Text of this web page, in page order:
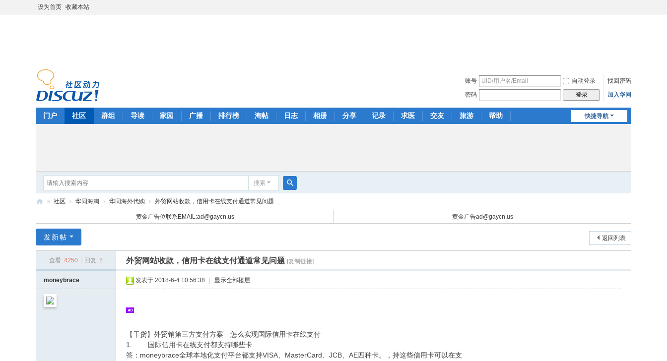
设为首页 收藏本站
账号 自动登录
找回密码
密码
登录 加入华同
快捷导航
门户 社区 群组 导读 家园 广播 排行榜 淘帖 日志 相册 分享 记录 求医 交友 旅游 帮助
搜索
索
同
|
同
社
» 社区 › 华同海淘 › 华同海外代购 › 外贸网站收款，信用卡在线支付通道常见问题 ...
黄金广告位联系EMAIL:ad@gaycn.us 黄金广告ad@gaycn.us
返回列表
发新帖
查看: 4250 回复: 2 外贸网站收款，信用卡在线支付通道常见问题 [复制链接]
moneybrace 发表于 2018-6-4 10:56:38 显示全部楼层
【干货】外贸销第三方支付方案—怎么实现国际信用卡在线支付
1. 国际信用卡在线支付都支持哪些卡
答：moneybrace全球本地化支付平台都支持VISA、MasterCard、JCB、AE四种卡。，持这些信用卡可以在支